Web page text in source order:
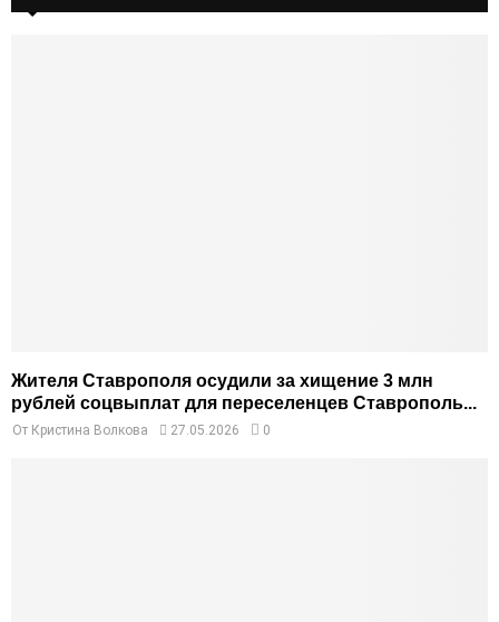
Жителя Ставрополя осудили за хищение 3 млн
рублей соцвыплат для переселенцев Ставрополь...
От Кристина Волкова 27.05.2026 0